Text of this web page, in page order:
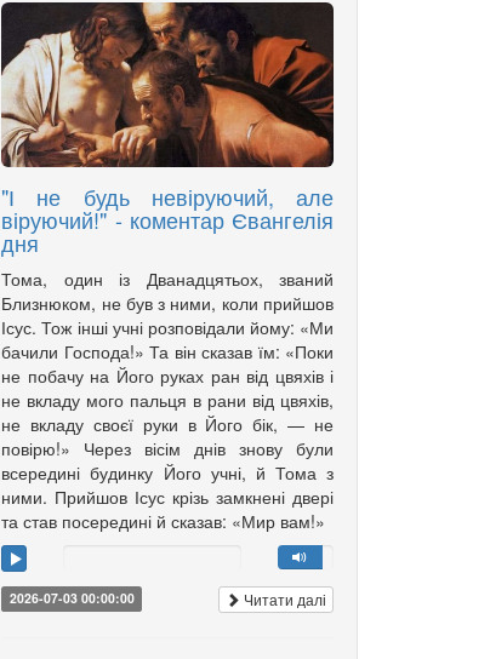
"І не будь невіруючий, але
віруючий!" - коментар Євангелія
дня
Тома, один із Дванадцятьох, званий
Близнюком, не був з ними, коли прийшов
Ісус. Тож інші учні розповідали йому: «Ми
бачили Господа!» Та він сказав їм: «Поки
не побачу на Його руках ран від цвяхів і
не вкладу мого пальця в рани від цвяхів,
не вкладу своєї руки в Його бік, — не
повірю!» Через вісім днів знову були
всередині будинку Його учні, й Тома з
ними. Прийшов Ісус крізь замкнені двері
та став посередині й сказав: «Мир вам!»
2026-07-03 00:00:00 Читати далі